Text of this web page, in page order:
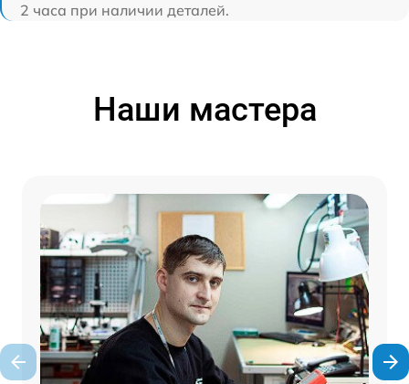
2 часа при наличии деталей.
Наши мастера